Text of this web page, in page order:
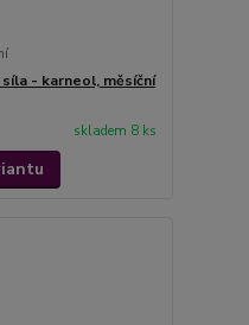
- karneol, měsíční
skladem 8 ks